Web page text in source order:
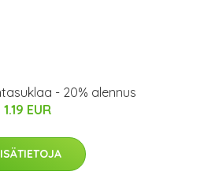
- 20% alennus
1.19 EUR